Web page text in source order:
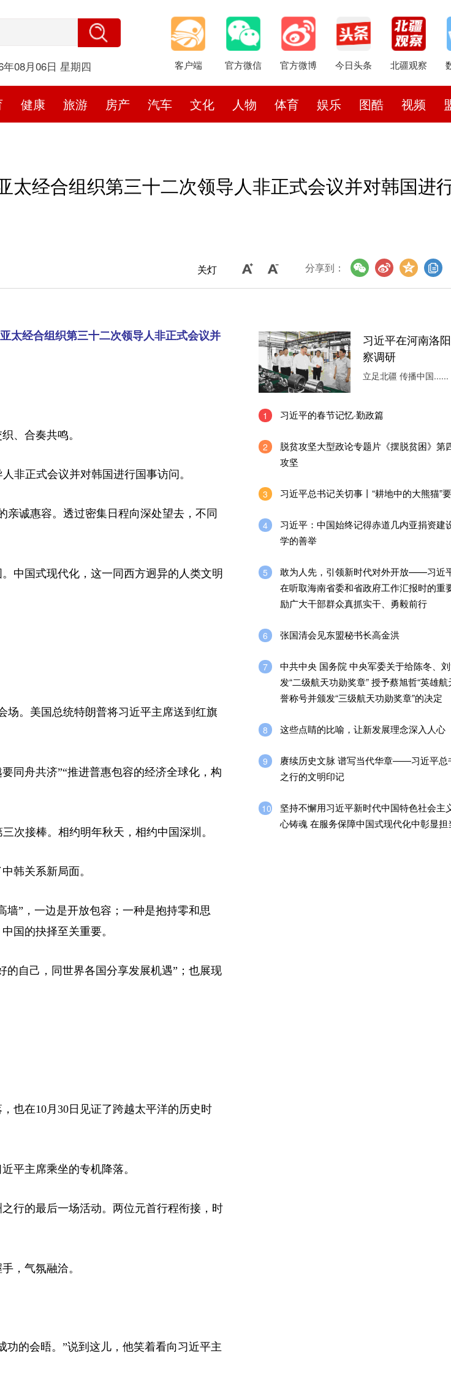
年08月06日 星期四 客户端 官方微信 官方微博 今日头条 北疆观察
健康 旅游 房产 汽车 文化 人物 体育 娱乐 图酷 视频
经合组织第三十二次领导人非正式会议并对韩国进
关灯 分享到：
经合组织第三十二次领导人非正式会议并
、合奏共鸣。
非正式会议并对韩国进行国事访问。
诚惠容。透过密集日程向深处望去，不同
中国式现代化，这一同西方迥异的人类文明
场。美国总统特朗普将习近平主席送到红旗
同舟共济”“推进普惠包容的经济全球化，构
次接棒。相约明年秋天，相约中国深圳。
韩关系新局面。
”，一边是开放包容；一种是抱持零和思
国的抉择至关重要。
的自己，同世界各国分享发展机遇”；也展现
也在10月30日见证了跨越太平洋的历史时
平主席乘坐的专机降落。
行的最后一场活动。两位元首行程衔接，时
，气氛融洽。
的会晤。”说到这儿，他笑着看向习近平主
习近平在河南洛
察调研
立足北疆 传播中国......
1 习近平的春节记忆·勤政篇
2
脱贫攻坚大型政论专题片《摆脱贫困》第
攻坚
3 习近平总书记关切事丨“耕地中的大熊猫”
4
习近平：中国始终记得赤道几内亚捐资建
学的善举
5
敢为人先，引领新时代对外开放——习近
在听取海南省委和省政府工作汇报时的重
励广大干部群众真抓实干、勇毅前行
6 张国清会见东盟秘书长高金洪
7
中共中央 国务院 中央军委关于给陈冬、
发“二级航天功勋奖章” 授予蔡旭哲“英雄航
誉称号并颁发“三级航天功勋奖章”的决定
8 这些点睛的比喻，让新发展理念深入人心
9
赓续历史文脉 谱写当代华章――习近平总
之行的文明印记
10
坚持不懈用习近平新时代中国特色社会主
心铸魂 在服务保障中国式现代化中彰显担